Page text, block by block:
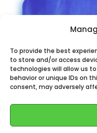
To provide the best
to store and/or access
technologies will allow us
behavior or unique IDs on
consent, may adversely